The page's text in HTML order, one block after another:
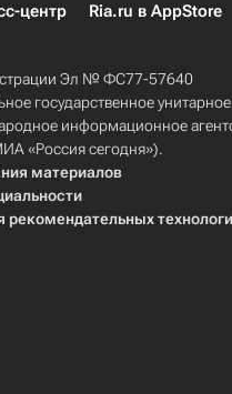
центр Ria.ru в AppStore
Эл № ФС77-57640
государственное унитарное
информационное
«Россия сегодня»).
материалов
рекомендательных